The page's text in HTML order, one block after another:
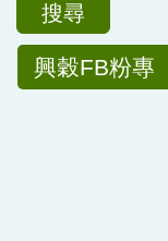
搜尋
興穀FB粉專